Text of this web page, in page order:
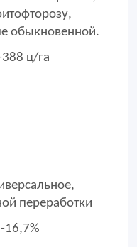
обыкновенной.
ц/га
переработки
16,7%